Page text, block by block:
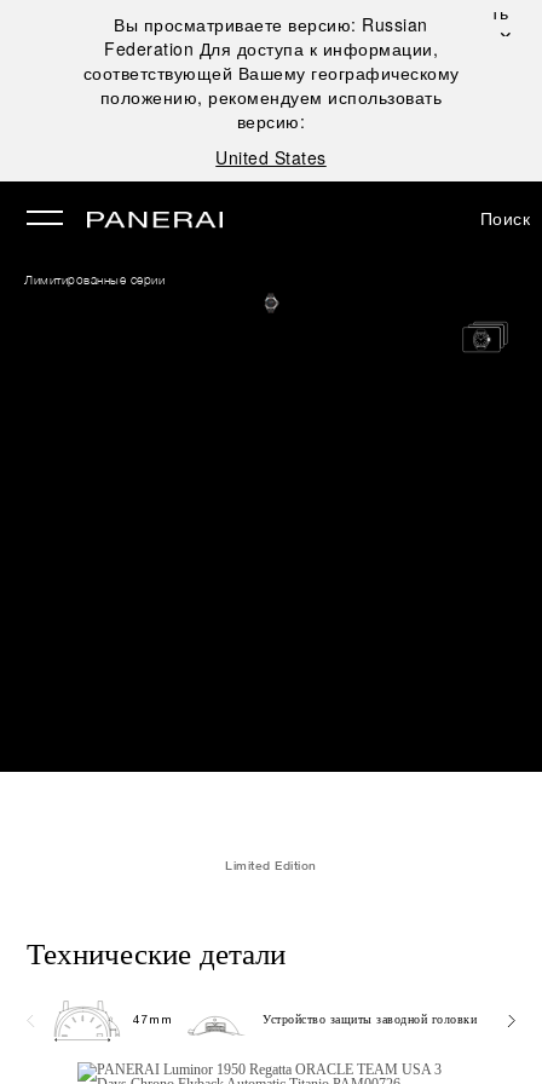
Вы просматриваете версию: Russian
Federation Для доступа к информации,
соответствующей Вашему географическому
положению, рекомендуем использовать
версию:
United States
Закрыть
✕
Поиск
Лимитированные серии
Limited Edition
Технические детали
47mm Устройство защиты заводной головки